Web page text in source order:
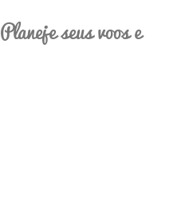
Planeje seus voos e